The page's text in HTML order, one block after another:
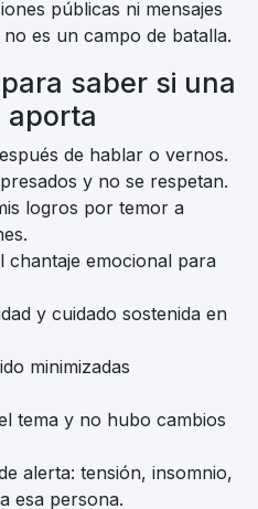
públicas ni mensajes
es un campo de batalla.
saber si una
aporta
de hablar o vernos.
y no se respetan.
logros por temor a
chantaje emocional para
y cuidado sostenida en
minimizadas
tema y no hubo cambios
alerta: tensión, insomnio,
esa persona.